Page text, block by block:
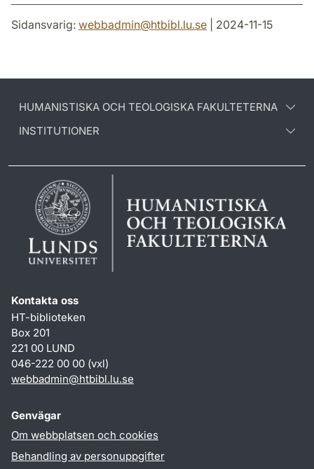
Sidansvarig: webbadmin@htbibl.lu.se | 2024-11-15
HUMANISTISKA OCH TEOLOGISKA FAKULTETERNA
INSTITUTIONER
Kontakta oss
HT-biblioteken
Box 201
221 00 LUND
046-222 00 00 (vxl)
webbadmin@htbibl.lu.se
Genvägar
Om webbplatsen och cookies
Behandling av personuppgifter